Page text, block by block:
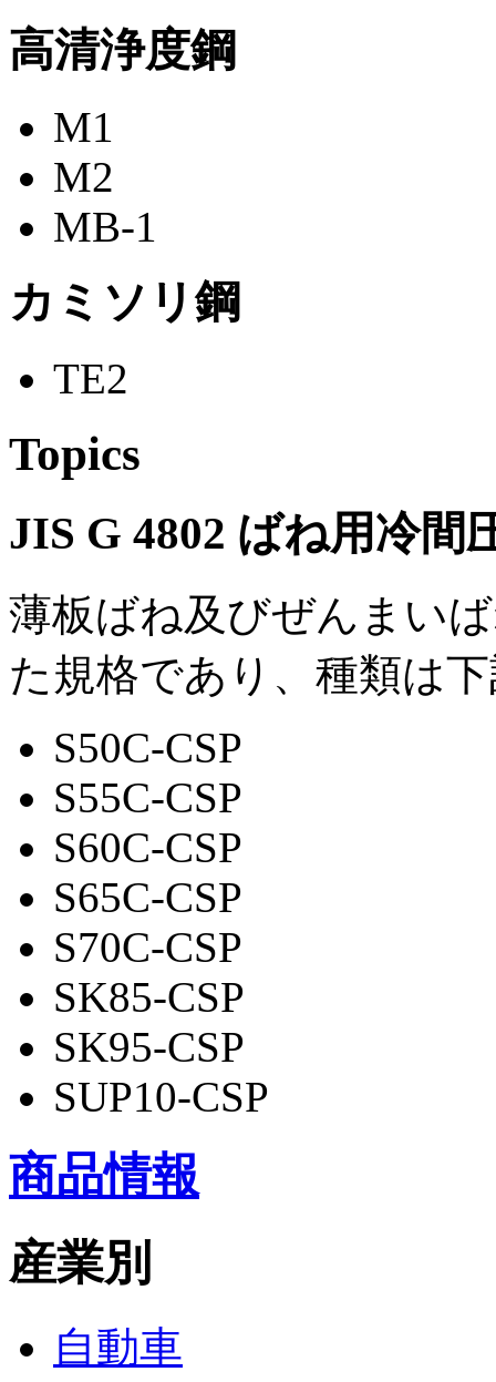
高清浄度鋼
M1
M2
MB-1
カミソリ鋼
TE2
Topics
JIS G 4802 ばね用冷間
薄板ばね及びぜんまい
た規格であり、種類は
S50C-CSP
S55C-CSP
S60C-CSP
S65C-CSP
S70C-CSP
SK85-CSP
SK95-CSP
SUP10-CSP
商品情報
産業別
自動車